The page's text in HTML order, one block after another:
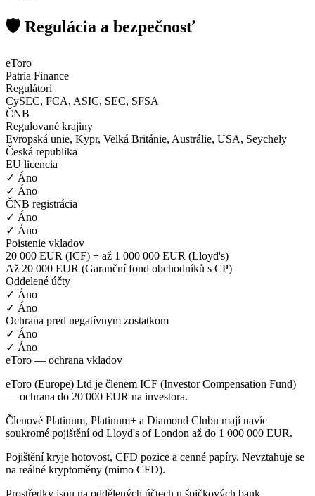
🛡️ Regulácia a bezpečnosť
eToro
Patria Finance
Regulátori
CySEC, FCA, ASIC, SEC, SFSA
ČNB
Regulované krajiny
Evropská unie, Kypr, Velká Británie, Austrálie, USA, Seychely
Česká republika
EU licencia
✓ Áno
✓ Áno
ČNB registrácia
✓ Áno
✓ Áno
Poistenie vkladov
20 000 EUR (ICF) + až 1 000 000 EUR (Lloyd's)
Až 20 000 EUR (Garanční fond obchodníků s CP)
Oddelené účty
✓ Áno
✓ Áno
Ochrana pred negatívnym zostatkom
✓ Áno
✓ Áno
eToro — ochrana vkladov
eToro (Europe) Ltd je členem ICF (Investor Compensation Fund)
— ochrana do 20 000 EUR na investora.
Členové Platinum, Platinum+ a Diamond Clubu mají navíc
soukromé pojištění od Lloyd's of London až do 1 000 000 EUR.
Pojištění kryje hotovost, CFD pozice a cenné papíry. Nevztahuje se
na reálné kryptoměny (mimo CFD).
Prostředky jsou na oddělených účtech u špičkových bank.